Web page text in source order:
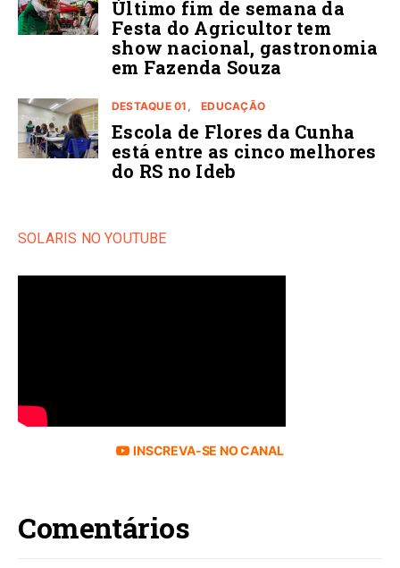
Último fim de semana da
Festa do Agricultor tem
show nacional, gastronomia
em Fazenda Souza
DESTAQUE 01 EDUCAÇÃO
Escola de Flores da Cunha
está entre as cinco melhores
do RS no Ideb
SOLARIS NO YOUTUBE
INSCREVA-SE NO CANAL
Comentários